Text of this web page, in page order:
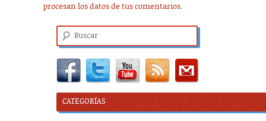
procesan los datos de tus comentarios.
Buscar
CATEGORÍAS